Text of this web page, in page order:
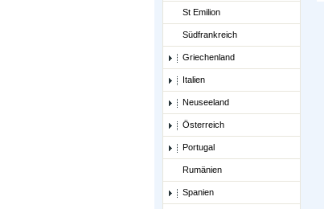
St Emilion
Südfrankreich
Griechenland
Italien
Neuseeland
Österreich
Portugal
Rumänien
Spanien